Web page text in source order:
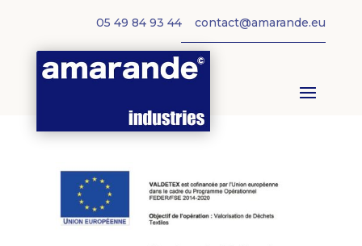
05 49 84 93 44 contact@amarande.eu